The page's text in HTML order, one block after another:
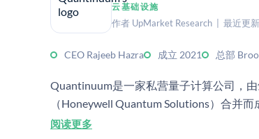
云基础设施
作者 UpMarket Research | 最近更
CEO Rajeeb Hazra 成立 2021 总部
Quantinuum是一家私营量子计算公司，
（Honeywell Quantum Solutions）合并
络安全等应用场景。
阅读更多